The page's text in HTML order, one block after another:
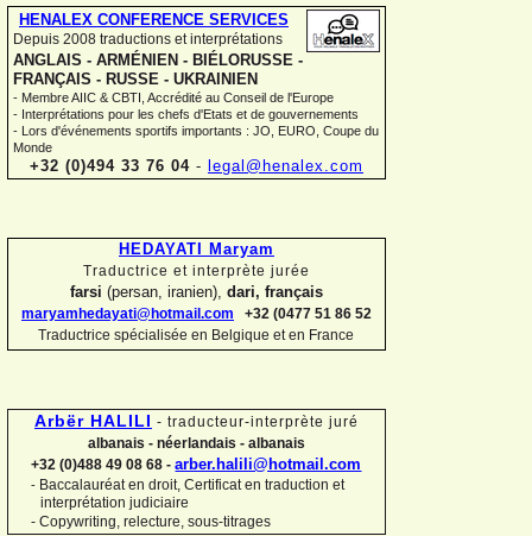
HENALEX CONFERENCE SERVICES
Depuis 2008 traductions et interprétations
ANGLAIS - ARMÉNIEN - BIÉLORUSSE -
FRANÇAIS - RUSSE - UKRAINIEN
- Membre AIIC & CBTI, Accrédité au Conseil de l'Europe
- Interprétations pour les chefs d'Etats et de gouvernements
- Lors d'événements sportifs importants : JO, EURO, Coupe du
Monde
+32 (0)494 33 76 04 - legal@henalex.com
HEDAYATI Maryam
Traductrice et interprète jurée
farsi (persan, iranien), dari, français
maryamhedayati@hotmail.com +32 (0477 51 86 52
Traductrice spécialisée en Belgique et en France
Arbër HALILI - traducteur-interprète juré
albanais - néerlandais - albanais
+32 (0)488 49 08 68 - arber.halili@hotmail.com
- Baccalauréat en droit, Certificat en traduction et
interprétation judiciaire
- Copywriting, relecture, sous-titrages